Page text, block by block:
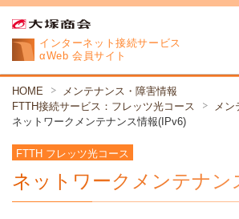
インターネット接続サービス
αWeb 会員サイト
HOME
メンテナンス・障害情報
FTTH接続サービス：フレッツ光コース
メン
ネットワークメンテナンス情報(IPv6)
FTTH フレッツ光コース
ネットワークメンテナン